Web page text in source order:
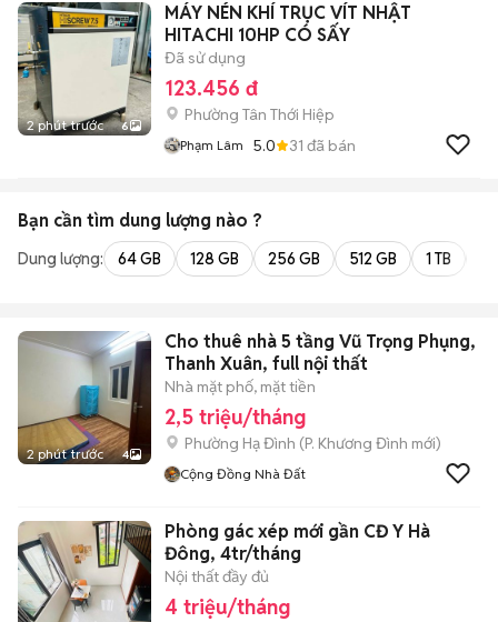
2 phút trước 6
MÁY NÉN KHÍ TRỤC VÍT NHẬT
HITACHI 10HP CÓ SẤY
Đã sử dụng
123.456 đ
Phường Tân Thới Hiệp
Phạm Lâm 5.0 31 đã bán
Bạn cần tìm dung lượng nào ?
Dung lượng: 64 GB 128 GB 256 GB 512 GB 1 TB
2 phút trước 4
Cho thuê nhà 5 tầng Vũ Trọng Phụng,
Thanh Xuân, full nội thất
Nhà mặt phố, mặt tiền
2,5 triệu/tháng
Phường Hạ Đình (P. Khương Đình mới)
Cộng Đồng Nhà Đất
Phòng gác xép mới gần CĐ Y Hà
Đông, 4tr/tháng
Nội thất đầy đủ
4 triệu/tháng